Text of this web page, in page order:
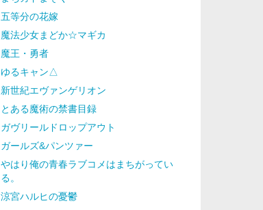
五等分の花嫁
魔法少女まどか☆マギカ
魔王・勇者
ゆるキャン△
新世紀エヴァンゲリオン
とある魔術の禁書目録
ガヴリールドロップアウト
ガールズ&パンツァー
やはり俺の青春ラブコメはまちがってい
る。
涼宮ハルヒの憂鬱